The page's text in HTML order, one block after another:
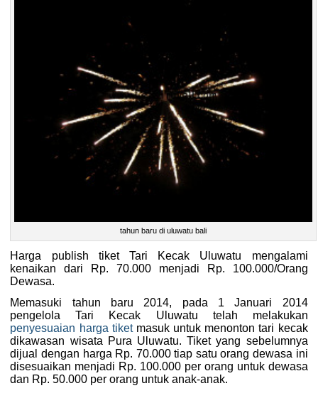
tahun baru di uluwatu bali
Harga publish tiket Tari Kecak Uluwatu mengalami
kenaikan dari Rp. 70.000 menjadi Rp. 100.000/Orang
Dewasa.
Memasuki tahun baru 2014, pada 1 Januari 2014
pengelola Tari Kecak Uluwatu telah melakukan
penyesuaian harga tiketmasuk untuk menonton tari kecak
dikawasan wisata Pura Uluwatu. Tiket yang sebelumnya
dijual dengan harga Rp. 70.000 tiap satu orang dewasa ini
disesuaikan menjadi Rp. 100.000 per orang untuk dewasa
dan Rp. 50.000 per orang untuk anak-anak.